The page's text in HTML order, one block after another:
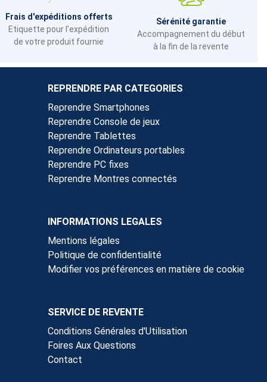
Frais d'expéditions offerts
Etiquette pour l’expédition
de votre produit fournie
Sérénité garantie
Accompagnement du début
à la fin de la revente
REPRENDRE PAR CATEGORIES
Reprendre Smartphones
Reprendre Console de jeux
Reprendre Tablettes
Reprendre Ordinateurs portables
Reprendre PC fixes
Reprendre Montres connectés
INFORMATIONS LEGALES
Mentions légales
Politique de confidentialité
Modifier vos préférences en matière de cookie
SERVICE DE REVENTE
Conditions Générales d'Utilisation
Foires Aux Questions
Contact